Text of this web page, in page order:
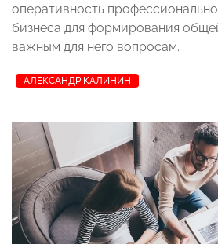
оперативность
бизнеса для формирования
важным для него вопросам.
АЛЕКСАНДР КАЛИНИН